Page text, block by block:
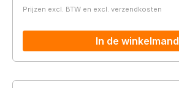
Prijzen excl. BTW en excl. verzendkosten
In de winkelmand